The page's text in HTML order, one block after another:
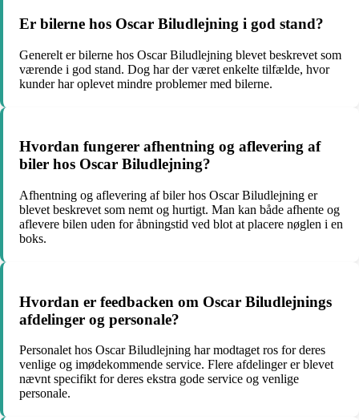
Er bilerne hos Oscar Biludlejning i god stand?
Generelt er bilerne hos Oscar Biludlejning blevet beskrevet som
værende i god stand. Dog har der været enkelte tilfælde, hvor
kunder har oplevet mindre problemer med bilerne.
Hvordan fungerer afhentning og aflevering af
biler hos Oscar Biludlejning?
Afhentning og aflevering af biler hos Oscar Biludlejning er
blevet beskrevet som nemt og hurtigt. Man kan både afhente og
aflevere bilen uden for åbningstid ved blot at placere nøglen i en
boks.
Hvordan er feedbacken om Oscar Biludlejnings
afdelinger og personale?
Personalet hos Oscar Biludlejning har modtaget ros for deres
venlige og imødekommende service. Flere afdelinger er blevet
nævnt specifikt for deres ekstra gode service og venlige
personale.